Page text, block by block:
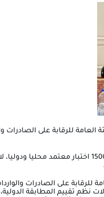
للرقابة على الصادرات
وأضاف المهندس النجار أن الهيئة تمتلك حتى
للرقابة على الصادرات
تقييم المطابقة